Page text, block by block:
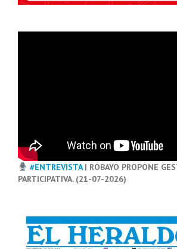
#ENTREVISTA| ROBAYO PROPONE
PARTICIPATIVA. (21-07-2026)